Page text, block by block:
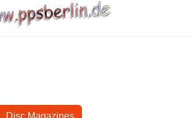
Disc Magazines